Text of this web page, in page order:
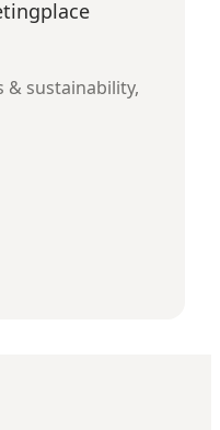
& sustainability,